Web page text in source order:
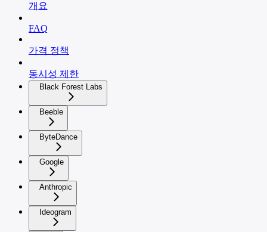
개요
FAQ
가격 정책
동시성 제한
Black Forest Labs
Beeble
ByteDance
Google
Anthropic
Ideogram